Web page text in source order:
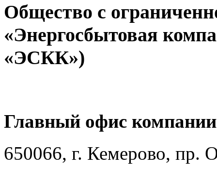
Общество с
«Энергосбытовая
«ЭСКК»)
Главный офис
650066, г. Кемерово, пр.